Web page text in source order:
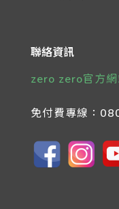
聯絡資訊
zero zero官方網
免付費專線：